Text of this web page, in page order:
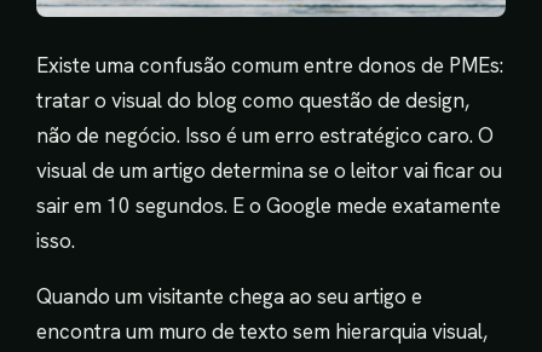
Existe uma confusão comum entre donos de PMEs:
tratar o visual do blog como questão de design,
não de negócio. Isso é um erro estratégico caro. O
visual de um artigo determina se o leitor vai ficar ou
sair em 10 segundos. E o Google mede exatamente
isso.
Quando um visitante chega ao seu artigo e
encontra um muro de texto sem hierarquia visual,